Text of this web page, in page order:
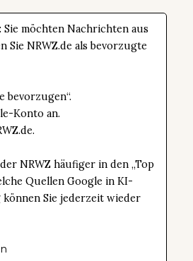
Sie möchten Nachrichten aus
Sie NRWZ.de als bevorzugte
bevorzugen“.
Konto an.
NRWZ häufiger in den „Top
Quellen Google in KI-
Sie jederzeit wieder